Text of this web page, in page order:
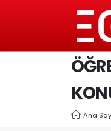
Ana